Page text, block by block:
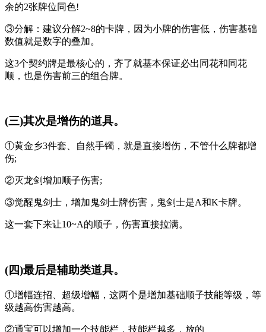
余的2张牌位同色!
③分解：建议分解2~8的卡牌，因为小牌的伤害低，伤害基础
数值就是数字的叠加。
这3个契约牌是最核心的，齐了就基本保证必出同花和同花
顺，也是伤害前三的组合牌。
(三)其次是增伤的道具。
①黄金乡3件套、自然手镯，就是直接增伤，不管什么牌都增
伤;
②灭龙剑增加顺子伤害;
③觉醒鬼剑士，增加鬼剑士牌伤害，鬼剑士是A和K卡牌。
这一套下来让10~A的顺子，伤害直接拉满。
(四)最后是辅助类道具。
①增幅连招、超级增幅，这两个是增加基础顺子技能等级，等
级越高伤害越高。
②通宝可以增加一个技能栏，技能栏越多，放的